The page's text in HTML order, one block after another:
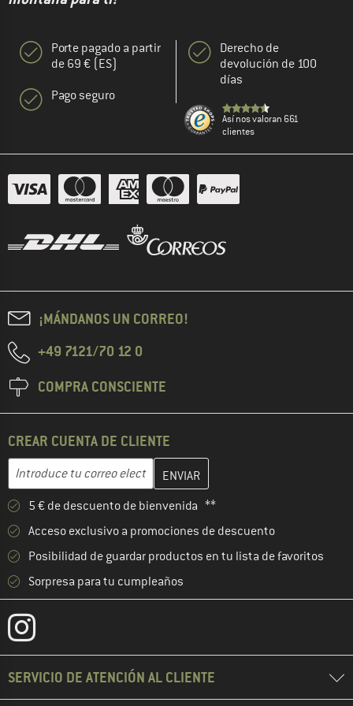
Porte pagado a partir
de 69 € (ES)
Pago seguro
Derecho de
devolución de 100
días
Así nos valoran 661
clientes
¡MÁNDANOS UN CORREO!
+49 7121/70 12 0
COMPRA CONSCIENTE
CREAR CUENTA DE CLIENTE
Dirección de correo electrónico
Introduce aquí tu dirección de correo electrónico y crea tu
5 € de descuento de bienvenida **
Acceso exclusivo a promociones de descuento
Posibilidad de guardar productos en tu lista de favoritos
Sorpresa para tu cumpleaños
SERVICIO DE ATENCIÓN AL CLIENTE